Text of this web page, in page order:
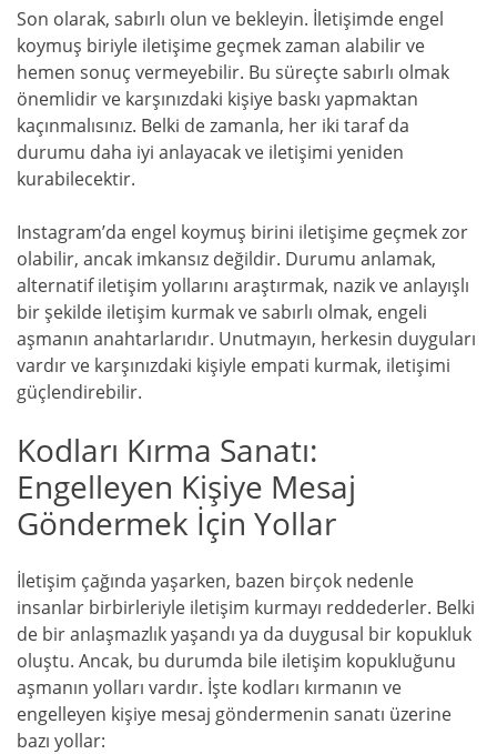
Son olarak, sabırlı olun ve bekleyin. İletişimde engel
koymuş biriyle iletişime geçmek zaman alabilir ve
hemen sonuç vermeyebilir. Bu süreçte sabırlı olmak
önemlidir ve karşınızdaki kişiye baskı yapmaktan
kaçınmalısınız. Belki de zamanla, her iki taraf da
durumu daha iyi anlayacak ve iletişimi yeniden
kurabilecektir.
Instagram’da engel koymuş birini iletişime geçmek zor
olabilir, ancak imkansız değildir. Durumu anlamak,
alternatif iletişim yollarını araştırmak, nazik ve anlayışlı
bir şekilde iletişim kurmak ve sabırlı olmak, engeli
aşmanın anahtarlarıdır. Unutmayın, herkesin duyguları
vardır ve karşınızdaki kişiyle empati kurmak, iletişimi
güçlendirebilir.
Kodları Kırma Sanatı:
Engelleyen Kişiye Mesaj
Göndermek İçin Yollar
İletişim çağında yaşarken, bazen birçok nedenle
insanlar birbirleriyle iletişim kurmayı reddederler. Belki
de bir anlaşmazlık yaşandı ya da duygusal bir kopukluk
oluştu. Ancak, bu durumda bile iletişim kopukluğunu
aşmanın yolları vardır. İşte kodları kırmanın ve
engelleyen kişiye mesaj göndermenin sanatı üzerine
bazı yollar: